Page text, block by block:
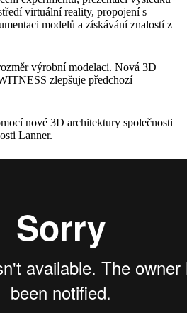
virtuální reality, propojení s
modelů a získávání znalostí z
výrobní modelaci. Nová 3D
zlepšuje předchozí
nové 3D architektury společnosti
Lanner.